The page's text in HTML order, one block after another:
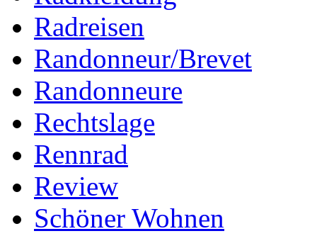
Radreisen
Randonneur/Brevet
Randonneure
Rechtslage
Rennrad
Review
Schöner Wohnen